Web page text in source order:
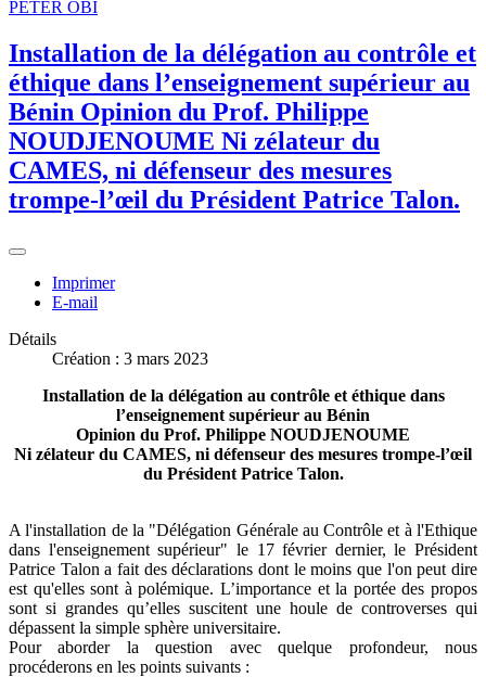
PETER OBI
Installation de la délégation au contrôle et
éthique dans l’enseignement supérieur au
Bénin Opinion du Prof. Philippe
NOUDJENOUME Ni zélateur du
CAMES, ni défenseur des mesures
trompe-l’œil du Président Patrice Talon.
Imprimer
E-mail
Détails
Création : 3 mars 2023
Installation de la délégation au contrôle et éthique dans
l’enseignement supérieur au Bénin
Opinion du Prof. Philippe NOUDJENOUME
Ni zélateur du CAMES, ni défenseur des mesures trompe-l’œil
du Président Patrice Talon.
A l'installation de la "Délégation Générale au Contrôle et à l'Ethique
dans l'enseignement supérieur" le 17 février dernier, le Président
Patrice Talon a fait des déclarations dont le moins que l'on peut dire
est qu'elles sont à polémique. L’importance et la portée des propos
sont si grandes qu’elles suscitent une houle de controverses qui
dépassent la simple sphère universitaire.
Pour aborder la question avec quelque profondeur, nous
procéderons en les points suivants :